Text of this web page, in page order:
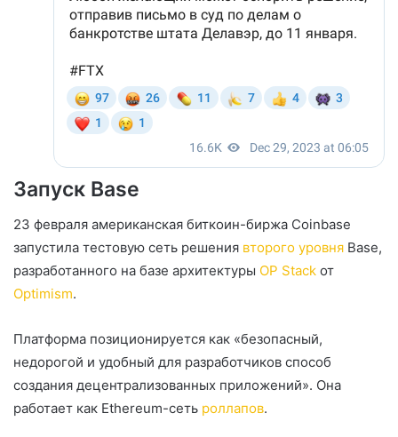
Запуск Base
23 февраля американская биткоин-биржа Coinbase
запустила тестовую сеть решения второго уровня Base,
разработанного на базе архитектуры OP Stack от
Optimism.
Платформа позиционируется как «безопасный,
недорогой и удобный для разработчиков способ
создания децентрализованных приложений». Она
работает как Ethereum-сеть роллапов.